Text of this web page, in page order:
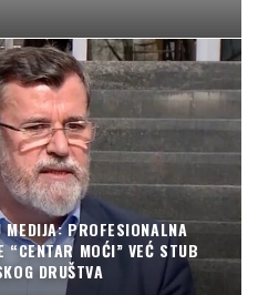
PROFESIONALNA
“CENTAR MOĆI” VEĆ STUB
DRUŠTVA